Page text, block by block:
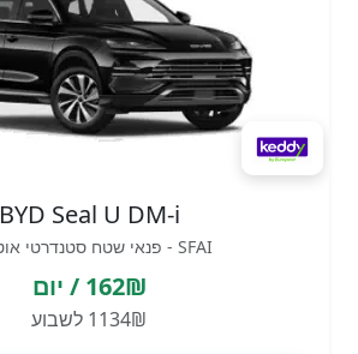
BYD Seal U DM-i
SFAI - פנאי שטח סטנדרטי אוטומט
162₪ / יום
1134₪ לשבוע